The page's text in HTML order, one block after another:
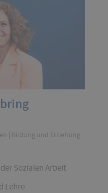
| Bildung und Erziehung
Sozialen Arbeit
Lehre